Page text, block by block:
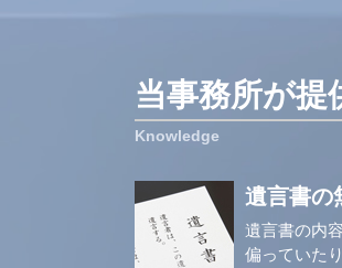
当事務所が提
遺言書の
遺言書の内
偏っていた